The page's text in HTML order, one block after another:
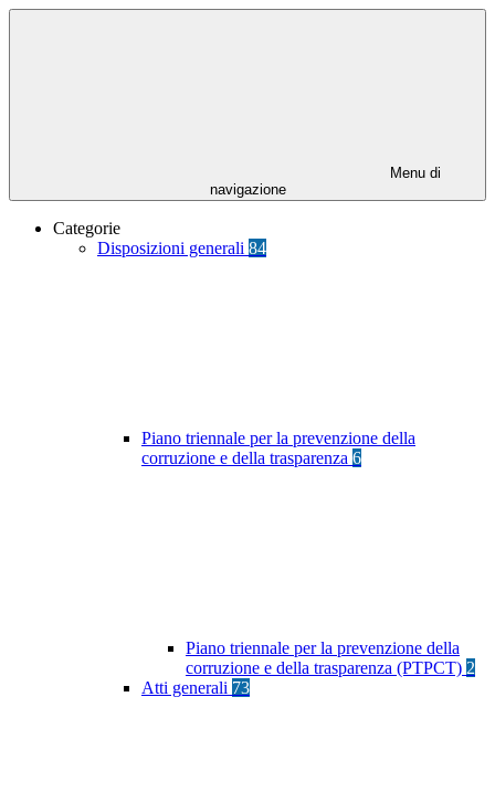
Menu di
navigazione
Categorie
Disposizioni generali 84
Piano triennale per la prevenzione della
corruzione e della trasparenza 6
Piano triennale per la prevenzione della
corruzione e della trasparenza (PTPCT) 2
Atti generali 73